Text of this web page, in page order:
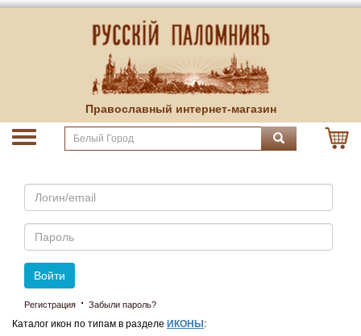
Православный интернет-магазин
Email
Пароль
Войти
Регистрация · Забыли пароль?
Каталог икон по типам в разделе ИКОНЫ :